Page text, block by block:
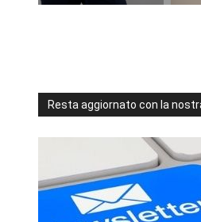
Resta aggiornato con la